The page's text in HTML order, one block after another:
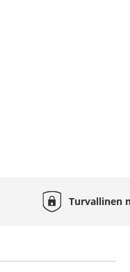
Turvallinen